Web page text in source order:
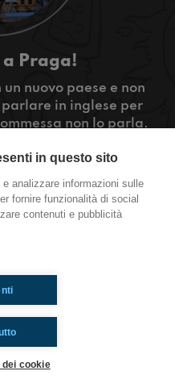
Praga!
nuovo paese e non
in inglese per
non lo parla.
hai un'amica che
ceco gratis!
in questo sito
analizzare informazioni sulle
fornire funzionalità di social
contenuti e pubblicità
cookie